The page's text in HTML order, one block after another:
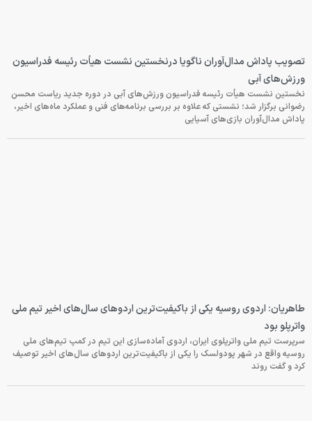
تصویب پاداش مدال‌آوران ناگویا درنخستین نشست هیأت رئیسه فدراسیون
ورزش‌های آبی
نخستین نشست هیأت رئیسه فدراسیون ورزش‌های آبی در دوره جدید ریاست محسن
رضوانی برگزار شد؛ نشستی که علاوه بر بررسی برنامه‌های فنی و عملکرد ماه‌های اخیر،
پاداش مدال‌آوران بازی‌های آسیایی
طاهریان: اردوی روسیه یکی از باکیفیت‌ترین اردوهای سال‌های اخیر تیم ملی
واترپلو بود
سرپرست تیم ملی واترپلوی ایران، اردوی آماده‌سازی این تیم در کمپ تیم‌های ملی
روسیه واقع در شهر پودولسک را یکی از باکیفیت‌ترین اردوهای سال‌های اخیر توصیف
کرد و گفت روند